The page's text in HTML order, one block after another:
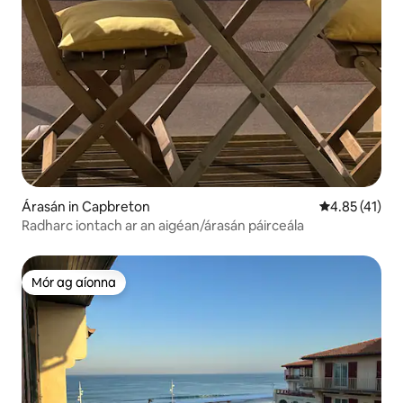
Árasán in Capbreton Meánrátáil
4.85 (41)
Radharc iontach ar an aigéan/árasán páirceála
Mór ag aíonna
Mór ag aíonna